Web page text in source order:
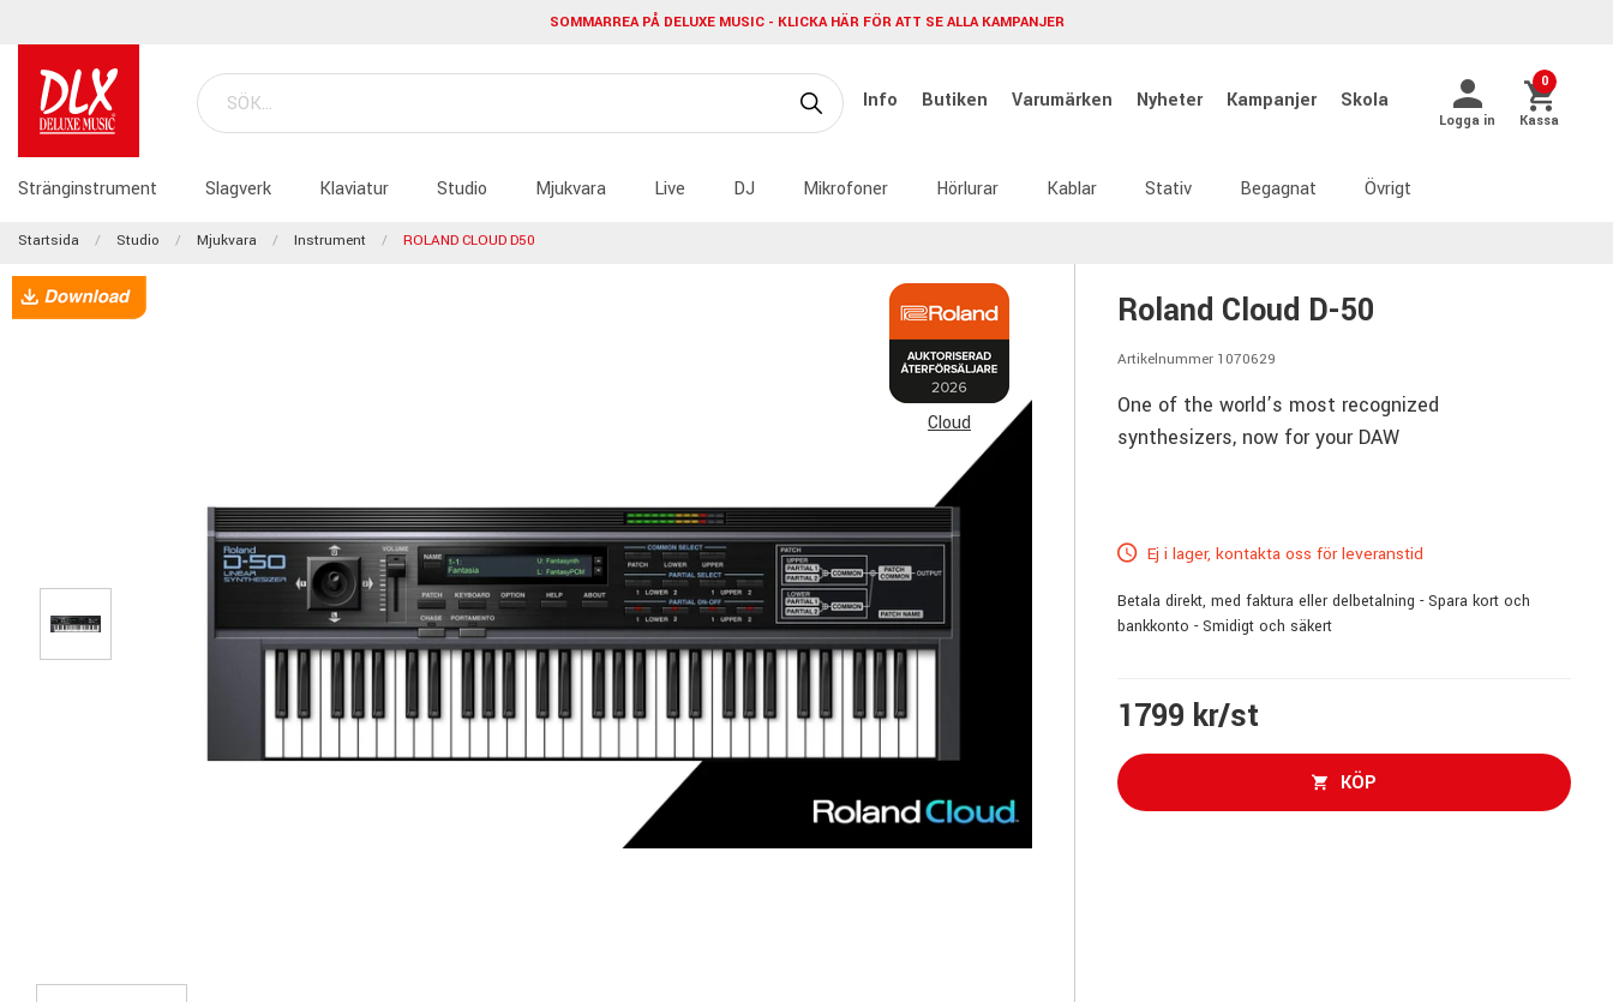
SOMMARREA PÅ DELUXE MUSIC - KLICKA HÄR FÖR ATT SE ALLA KAMPANJER
Info Butiken Varumärken Nyheter Kampanjer Skola
Logga in
0
Kassa
Stränginstrument Slagverk Klaviatur Studio Mjukvara Live DJ Mikrofoner Hörlurar Kablar Stativ Begagnat Övrigt
Startsida Studio Mjukvara Instrument ROLAND CLOUD D50
Cloud
Roland Cloud D-50
Artikelnummer 1070629
One of the world’s most recognized
synthesizers, now for your DAW
Ej i lager, kontakta oss för leveranstid
Betala direkt, med faktura eller delbetalning - Spara kort och
bankkonto - Smidigt och säkert
1799 kr/st
KÖP